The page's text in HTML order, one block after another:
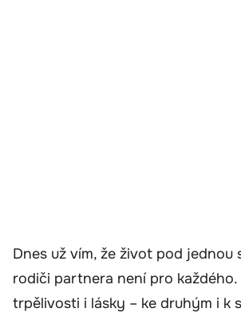
Dnes už vím, že život pod jednou
rodiči partnera není pro každého.
trpělivosti i lásky – ke druhým i k